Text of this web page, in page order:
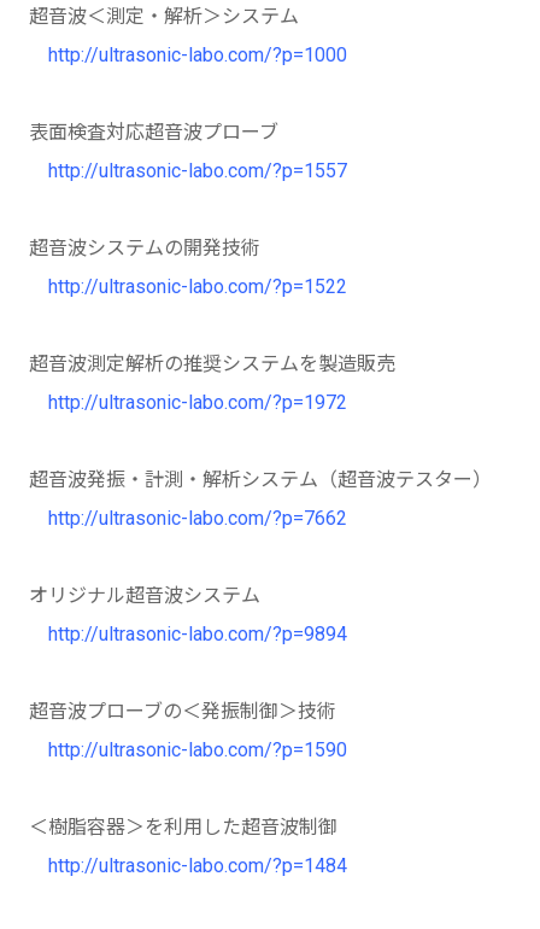
超音波＜測定・解析＞システム
http://ultrasonic-labo.com/?p=1000
表面検査対応超音波プローブ
http://ultrasonic-labo.com/?p=1557
超音波システムの開発技術
http://ultrasonic-labo.com/?p=1522
超音波測定解析の推奨システムを製造販売
http://ultrasonic-labo.com/?p=1972
超音波発振・計測・解析システム（超音波テスター）
http://ultrasonic-labo.com/?p=7662
オリジナル超音波システム
http://ultrasonic-labo.com/?p=9894
超音波プローブの＜発振制御＞技術
http://ultrasonic-labo.com/?p=1590
＜樹脂容器＞を利用した超音波制御
http://ultrasonic-labo.com/?p=1484